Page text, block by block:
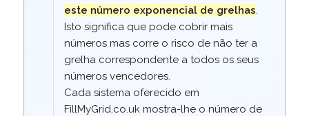
este número exponencial de grelhas
Isto significa que pode cobrir mais
números mas corre o risco de não ter a
grelha correspondente a todos os seus
números vencedores.
Cada sistema oferecido em
FillMyGrid.co.uk mostra-lhe o número de